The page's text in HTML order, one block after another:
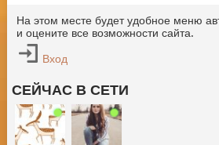
На этом месте будет удобное меню
и оцените все возможности сайта.
Вход
СЕЙЧАС В СЕТИ